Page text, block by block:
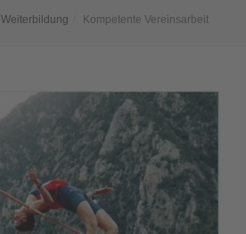
Weiterbildung Kompetente Vereinsarbeit